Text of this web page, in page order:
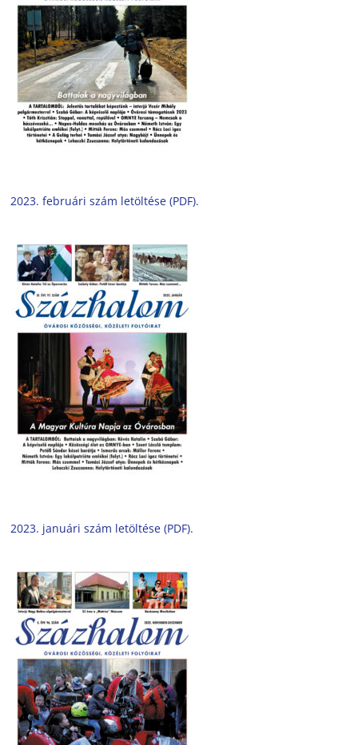
2023. februári szám letöltése (PDF).
2023. januári szám letöltése (PDF).